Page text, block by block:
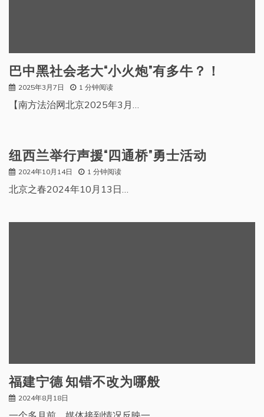
巴中黑社会老大“小火炮”有多牛？！
2025年3月7日 1 分钟阅读
【南方法治网北京2025年3月…
纽西兰举行声援“四通桥”勇士活动
2024年10月14日 1 分钟阅读
北京之春2024年10月13日…
福建宁德 知错不改为哪般
2024年8月18日